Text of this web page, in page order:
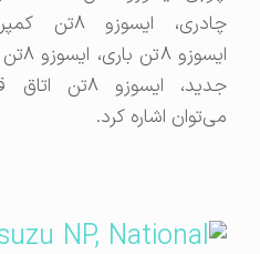
چادری،‌ ایسوزو ۸تن کمپرسی،
ایسوزو ۸تن باری، ایسوزو ۸تن اتاق
جدید، ایسوزو ۸تن اتاق قدیم
می‌توان اشاره کرد.